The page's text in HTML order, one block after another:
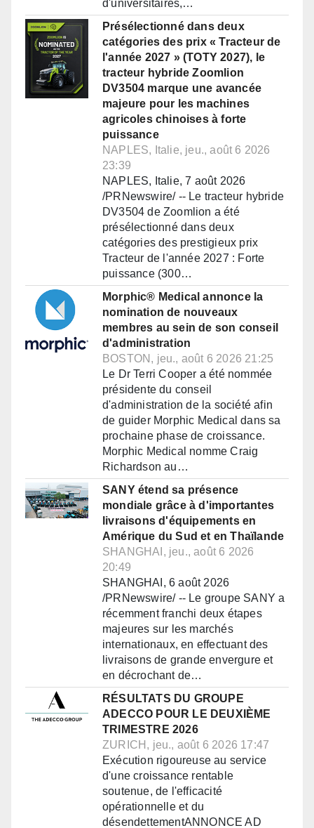
d'universitaires,…
Présélectionné dans deux
catégories des prix « Tracteur de
l'année 2027 » (TOTY 2027), le
tracteur hybride Zoomlion
DV3504 marque une avancée
majeure pour les machines
agricoles chinoises à forte
puissance
NAPLES, Italie, jeu., août 6 2026
23:39
NAPLES, Italie, 7 août 2026
/PRNewswire/ -- Le tracteur hybride
DV3504 de Zoomlion a été
présélectionné dans deux
catégories des prestigieux prix
Tracteur de l'année 2027 : Forte
puissance (300…
Morphic® Medical annonce la
nomination de nouveaux
membres au sein de son conseil
d'administration
BOSTON, jeu., août 6 2026 21:25
Le Dr Terri Cooper a été nommée
présidente du conseil
d'administration de la société afin
de guider Morphic Medical dans sa
prochaine phase de croissance.
Morphic Medical nomme Craig
Richardson au…
SANY étend sa présence
mondiale grâce à d'importantes
livraisons d'équipements en
Amérique du Sud et en Thaïlande
SHANGHAI, jeu., août 6 2026
20:49
SHANGHAI, 6 août 2026
/PRNewswire/ -- Le groupe SANY a
récemment franchi deux étapes
majeures sur les marchés
internationaux, en effectuant des
livraisons de grande envergure et
en décrochant de…
RÉSULTATS DU GROUPE
ADECCO POUR LE DEUXIÈME
TRIMESTRE 2026
ZURICH, jeu., août 6 2026 17:47
Exécution rigoureuse au service
d'une croissance rentable
soutenue, de l'efficacité
opérationnelle et du
désendettementANNONCE AD